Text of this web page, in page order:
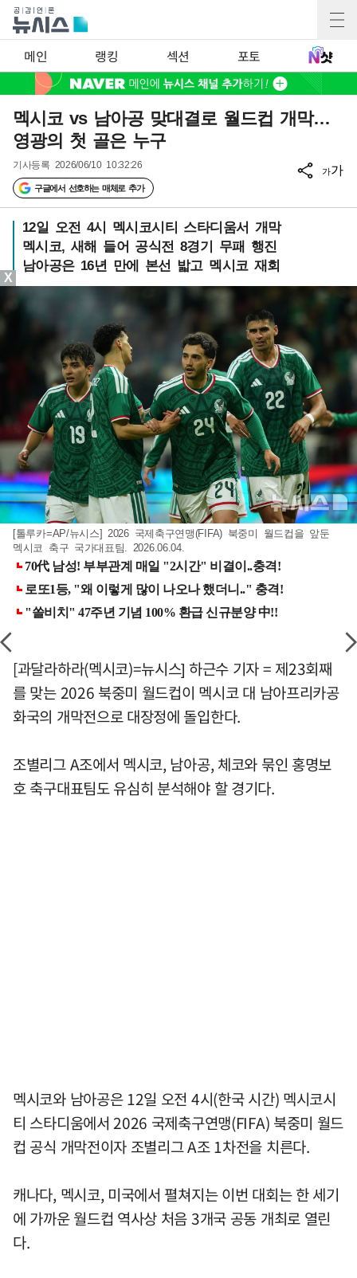
메인 랭킹 섹션 포토
멕시코 vs 남아공 맞대결로 월드컵 개막…
영광의 첫 골은 누구
기사등록 2026/06/10 10:32:26
구글에서 선호하는 매체로 추가
가가
12일 오전 4시 멕시코시티 스타디움서 개막
멕시코, 새해 들어 공식전 8경기 무패 행진
남아공은 16년 만에 본선 밟고 멕시코 재회
[톨루카=AP/뉴시스] 2026 국제축구연맹(FIFA) 북중미 월드컵을 앞둔
멕시코 축구 국가대표팀. 2026.06.04.
[과달라하라(멕시코)=뉴시스] 하근수 기자 = 제23회째
를 맞는 2026 북중미 월드컵이 멕시코 대 남아프리카공
화국의 개막전으로 대장정에 돌입한다.
조별리그 A조에서 멕시코, 남아공, 체코와 묶인 홍명보
호 축구대표팀도 유심히 분석해야 할 경기다.
멕시코와 남아공은 12일 오전 4시(한국 시간) 멕시코시
티 스타디움에서 2026 국제축구연맹(FIFA) 북중미 월드
컵 공식 개막전이자 조별리그 A조 1차전을 치른다.
캐나다, 멕시코, 미국에서 펼쳐지는 이번 대회는 한 세기
에 가까운 월드컵 역사상 처음 3개국 공동 개최로 열린
다.
X